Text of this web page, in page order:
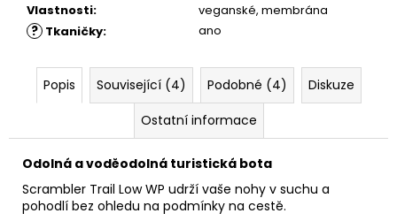
Vlastnosti: veganské, membrána
? Tkaničky: ano
Popis Související (4) Podobné (4)
Diskuze
Ostatní informace
Odolná a voděodolná turistická bota
Scrambler Trail Low WP udrží vaše nohy v suchu a
pohodlí bez ohledu na podmínky na cestě.